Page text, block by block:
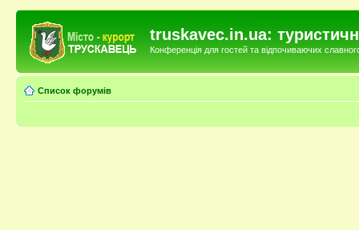
truskavec.in.ua:
Конференція для гостей та відпочиваючих
Список форумів